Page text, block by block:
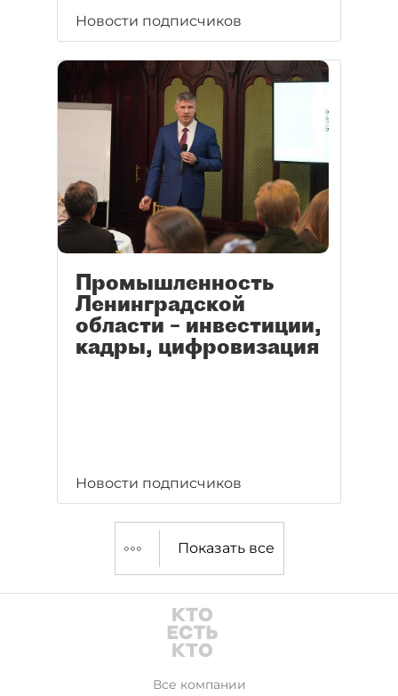
Новости подписчиков
Промышленность
Ленинградской
области – инвестиции,
кадры, цифровизация
Новости подписчиков
Показать все
Все компании